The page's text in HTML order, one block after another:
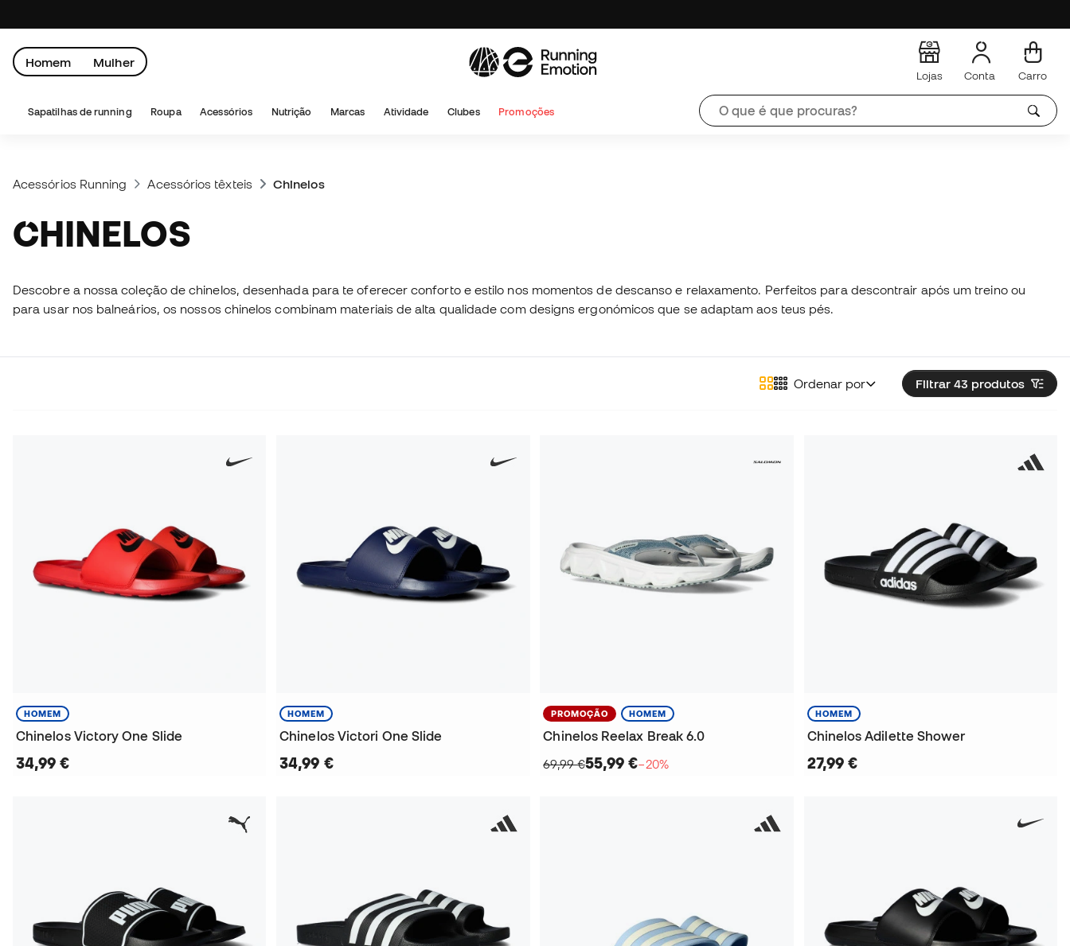
Homem Mulher
Lojas Conta Carro
Sapatilhas de running Roupa Acessórios Nutrição Marcas Atividade Clubes Promoções
Acessórios Running Acessórios têxteis Chinelos
CHINELOS
Descobre a nossa coleção de chinelos, desenhada para te oferecer conforto e estilo nos momentos de descanso e relaxamento. Perfeitos para descontrair após um treino ou
para usar nos balneários, os nossos chinelos combinam materiais de alta qualidade com designs ergonómicos que se adaptam aos teus pés.
Filtrar 43 produtos
Ordenar por
HOMEM
Chinelos Victory One Slide
34,99 €
HOMEM
Chinelos Victori One Slide
34,99 €
PROMOÇÃO HOMEM
Chinelos Reelax Break 6.0
69,99 €55,99 €−20%
HOMEM
Chinelos Adilette Shower
27,99 €